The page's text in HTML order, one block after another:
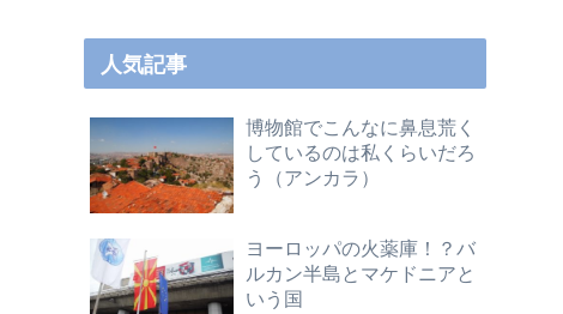
人気記事
博物館でこんなに鼻息荒く
しているのは私くらいだろ
う（アンカラ）
ヨーロッパの火薬庫！？バ
ルカン半島とマケドニアと
いう国